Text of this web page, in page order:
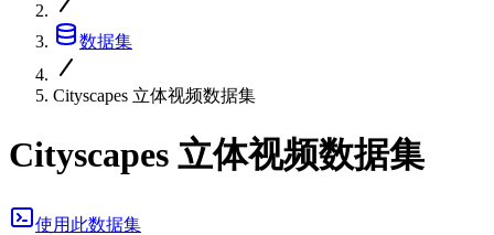
数据集
Cityscapes 立体视频数据集
Cityscapes 立体视频数据集
使用此数据集